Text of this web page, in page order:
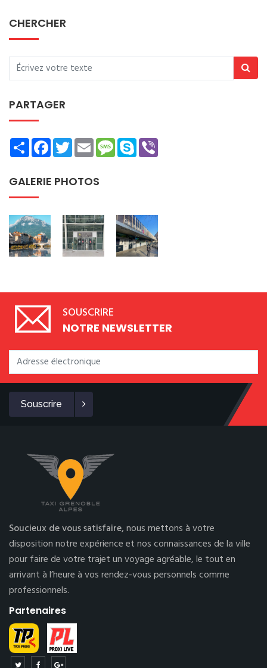
CHERCHER
PARTAGER
ShareFacebookTwitterEmailMessage
Skype
GALERIE PHOTOS
SOUSCRIRE
NOTRE NEWSLETTER
Souscrire
Soucieux de vous satisfaire,nous mettons à votre
disposition notre expérience et nos connaissances de la ville
pour faire de votre trajet un voyage agréable, le tout en
arrivant à l’heure à vos rendez-vous personnels comme
professionnels.
Partenaires